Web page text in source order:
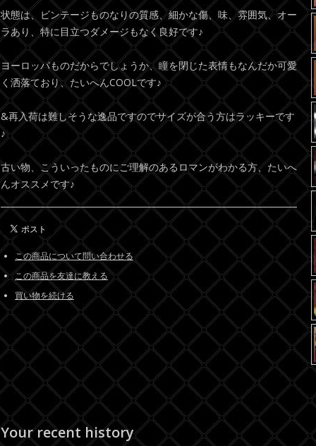
状態は、ビンテージものなりの質感、細かな傷、味、雰囲気、オー
ラあり、特に目立つダメージもなく良好です♪
ヨーロッパものだからでしょうか、瞳を閉じた表情もなんだか可愛
く洒落ており、たいへんCOOLです♪
&再入荷は難しそうな逸品ですのでサイズが合う方はラッキーです
♪
古い物、こういったものにご理解のあるロマンがわかる方、たいへ
んオススメです♪
この商品について問い合わせる
この商品を友達に教える
買い物を続ける
Your recent history